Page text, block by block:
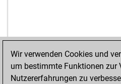
Wir verwenden Cookies und
um bestimmte Funktionen zur
Nutzererfahrungen zu